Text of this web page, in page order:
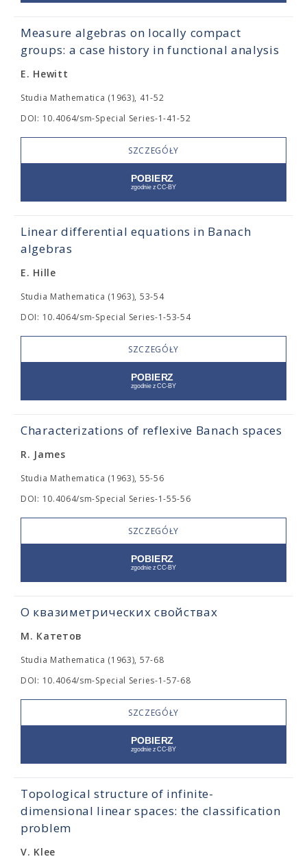
Measure algebras on locally compact
groups: a case history in functional analysis
E. Hewitt
Studia Mathematica (1963), 41-52
DOI: 10.4064/sm-Special Series-1-41-52
SZCZEGÓŁY
Linear differential equations in Banach
algebras
E. Hille
Studia Mathematica (1963), 53-54
DOI: 10.4064/sm-Special Series-1-53-54
SZCZEGÓŁY
Characterizations of reflexive Banach spaces
R. James
Studia Mathematica (1963), 55-56
DOI: 10.4064/sm-Special Series-1-55-56
SZCZEGÓŁY
О квазиметрических свойствах
М. Катетов
Studia Mathematica (1963), 57-68
DOI: 10.4064/sm-Special Series-1-57-68
SZCZEGÓŁY
Topological structure of infinite-
dimensional linear spaces: the classification
problem
V. Klee